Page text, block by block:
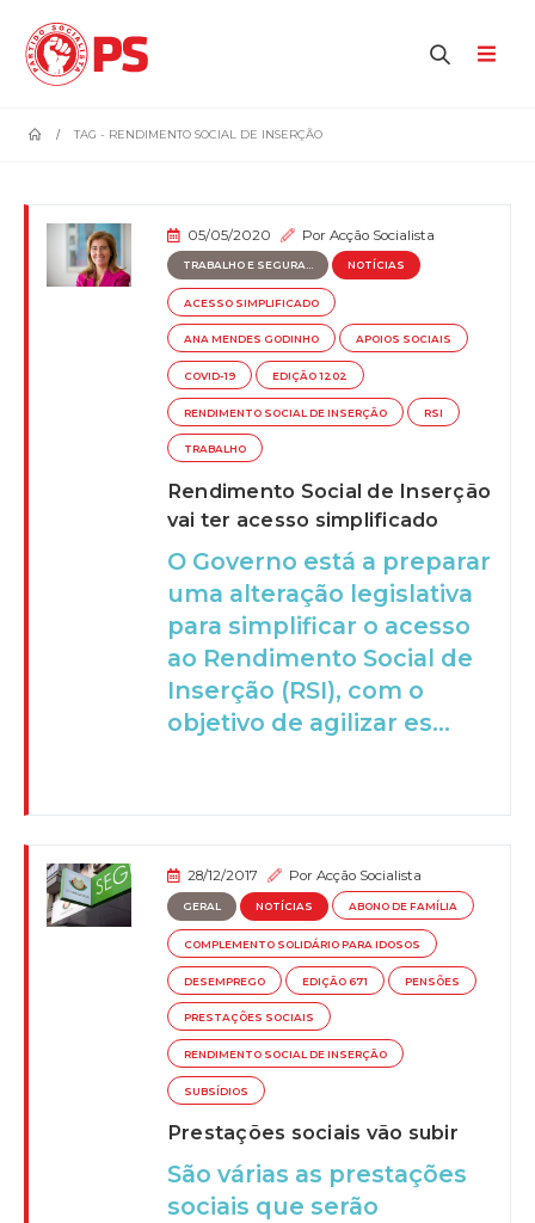
TAG - RENDIMENTO SOCIAL DE INSERÇÃO
05/05/2020 PorAcção Socialista
TRABALHO E SEGURA... NOTÍCIAS
ACESSO SIMPLIFICADO
ANA MENDES GODINHO APOIOS SOCIAIS
COVID-19 EDIÇÃO 1202
RENDIMENTO SOCIAL DE INSERÇÃO RSI
TRABALHO
Rendimento Social de Inserção
vai ter acesso simplificado
O Governo está a preparar
uma alteração legislativa
para simplificar o acesso
ao Rendimento Social de
Inserção (RSI), com o
objetivo de agilizar es...
28/12/2017 PorAcção Socialista
GERAL NOTÍCIAS ABONO DE FAMÍLIA
COMPLEMENTO SOLIDÁRIO PARA IDOSOS
DESEMPREGO EDIÇÃO 671 PENSÕES
PRESTAÇÕES SOCIAIS
RENDIMENTO SOCIAL DE INSERÇÃO
SUBSÍDIOS
Prestações sociais vão subir
São várias as prestações
sociais que serão